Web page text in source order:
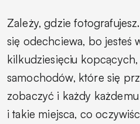
Zależy, gdzie
się odechciewa, bo jesteś
kilkudziesięciu
samochodów, które się
zobaczyć i każdy
i takie miejsca, co